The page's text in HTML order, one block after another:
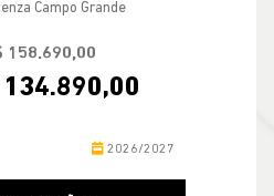
Campo Grande
158.690,00
2026/2027